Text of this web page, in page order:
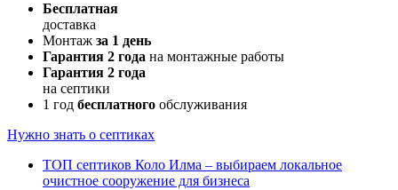
Бесплатная
доставка
Монтаж за 1 день
Гарантия 2 года на монтажные работы
Гарантия 2 года
на септики
1 год бесплатного обслуживания
Нужно знать о септиках
ТОП септиков Коло Илма – выбираем локальное
очистное сооружение для бизнеса